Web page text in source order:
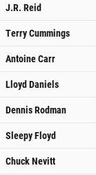
J.R. Reid
Terry Cummings
Antoine Carr
Lloyd Daniels
Dennis Rodman
Sleepy Floyd
Chuck Nevitt